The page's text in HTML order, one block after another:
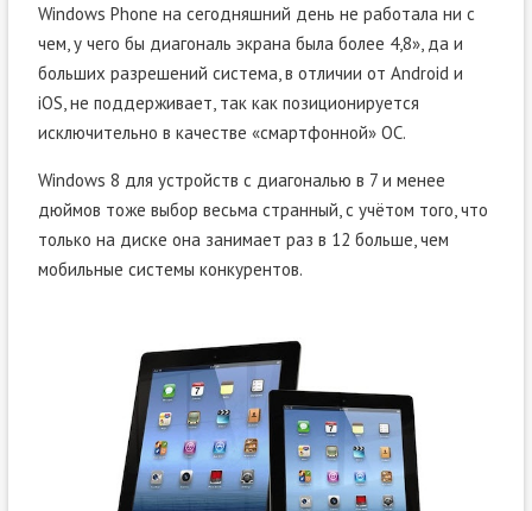
Windows Phone на сегодняшний день не работала ни с
чем, у чего бы диагональ экрана была более 4,8», да и
больших разрешений система, в отличии от Android и
iOS, не поддерживает, так как позиционируется
исключительно в качестве «смартфонной» ОС.
Windows 8 для устройств с диагональю в 7 и менее
дюймов тоже выбор весьма странный, с учётом того, что
только на диске она занимает раз в 12 больше, чем
мобильные системы конкурентов.